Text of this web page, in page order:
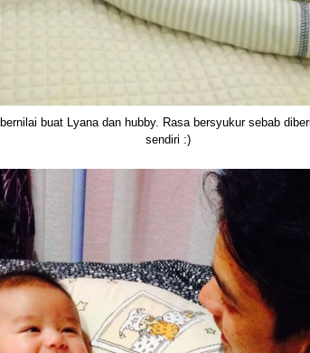
buat Lyana dan hubby. Rasa bersyukur sebab
sendiri :)